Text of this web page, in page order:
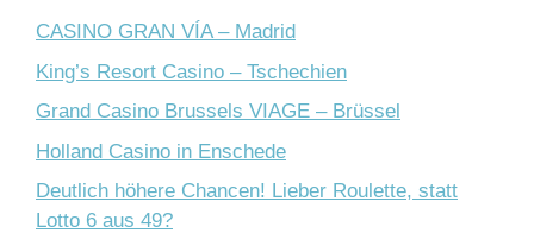
CASINO GRAN VÍA – Madrid
King’s Resort Casino – Tschechien
Grand Casino Brussels VIAGE – Brüssel
Holland Casino in Enschede
Deutlich höhere Chancen! Lieber Roulette, statt
Lotto 6 aus 49?